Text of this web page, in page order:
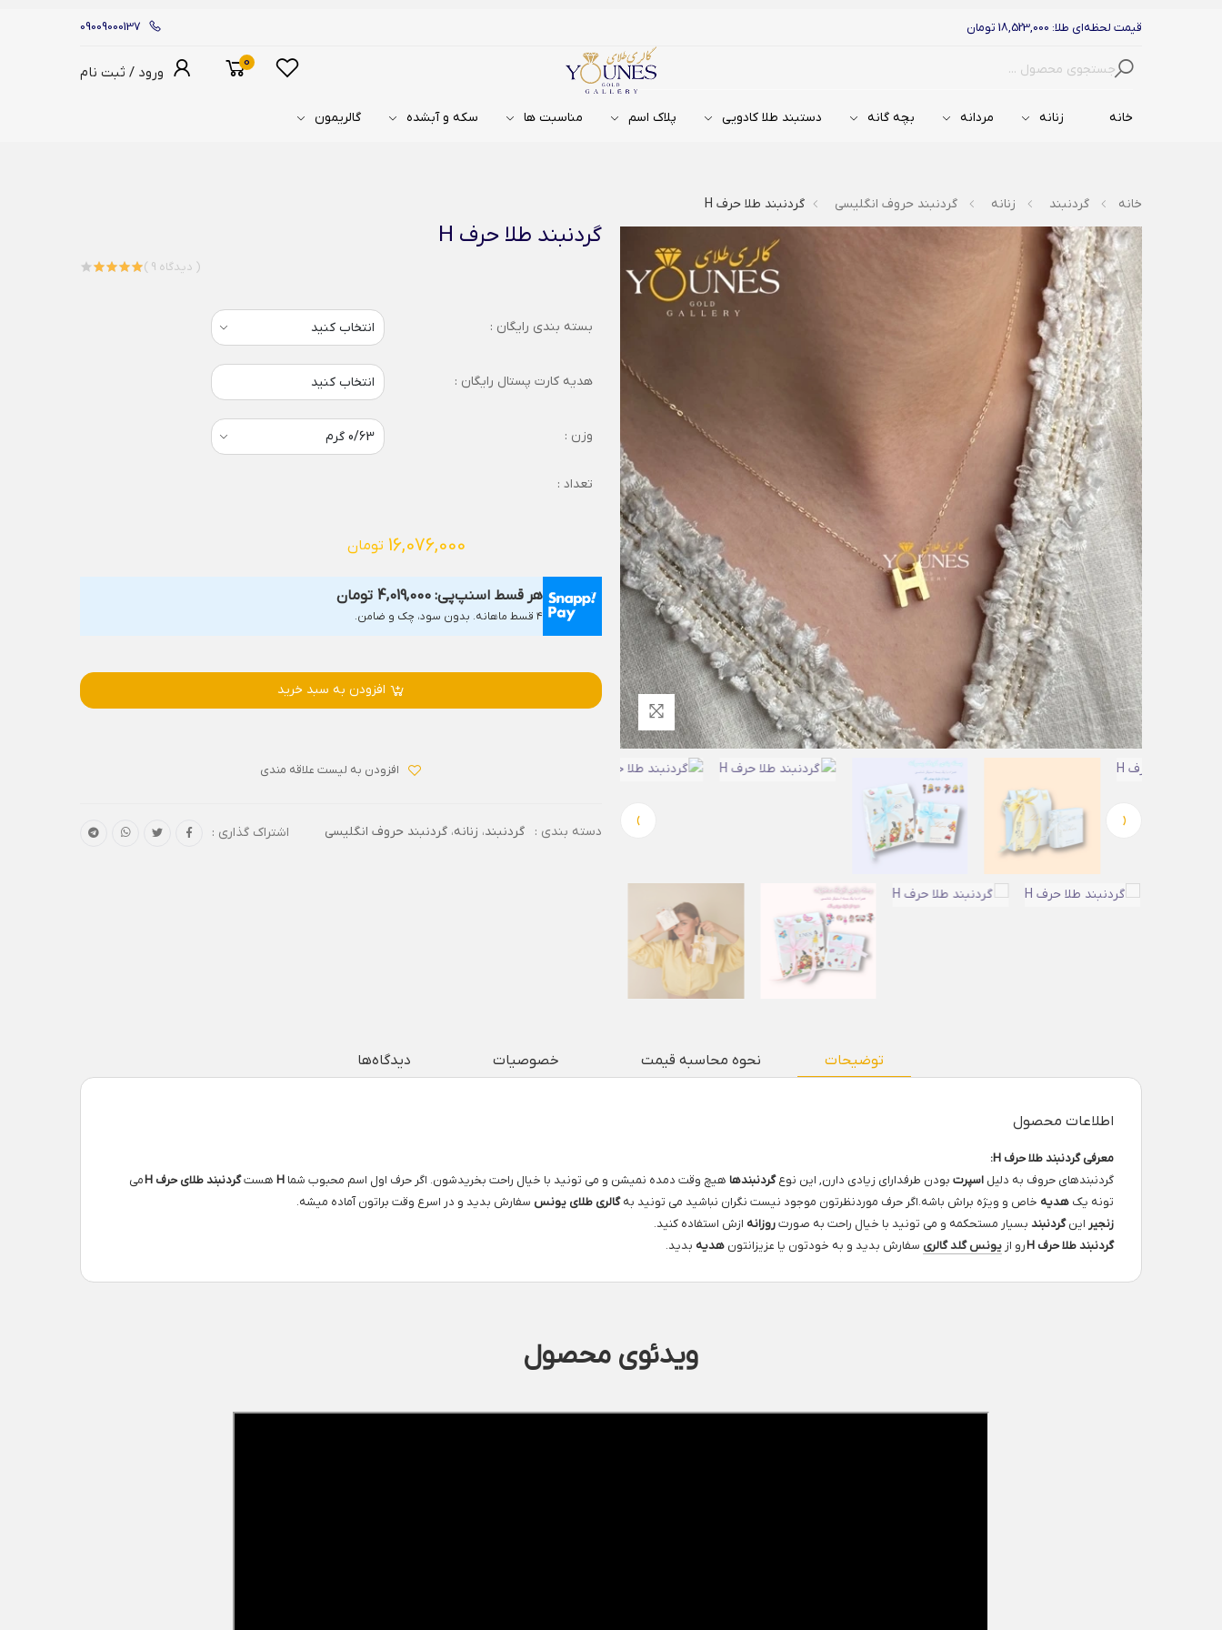
قیمت لحظه‌ای طلا: 18,523,000 تومان 09009000137
جستجو
ورود / ثبت نام
0
خانه زنانه مردانه بچه گانه دستبند طلا کادویی پلاک اسم مناسبت ها سکه و آبشده گالریمون
خانه گردنبند زنانه گردنبند حروف انگلیسی گردنبند طلا حرف H
‹
›
گردنبند طلا حرف H
( 9 دیدگاه )
بسته بندی رایگان :
هدیه کارت پستال رایگان : انتخاب کنید
وزن :
تعداد :
16,076,000 تومان
هر قسط اسنپ‌پی: 4,019,000 تومان
۴ قسط ماهانه. بدون سود، چک و ضامن.
افزودن به سبد خرید
افزودن به لیست علاقه مندی
دسته بندی : گردنبند، زنانه، گردنبند حروف انگلیسی اشتراک گذاری :
توضیحات نحوه محاسبه قیمت خصوصیات دیدگاه‌ها
اطلاعات محصول
معرفی گردنبند طلا حرف H:
گردنبندهای حروف به دلیل اسپرت بودن طرفدارای زیادی دارن, این نوعگردنبندها هیچ وقت دمده نمیشن و می تونید با خیال راحت بخریدشون. اگر حرف اول اسم محبوب شما H هستگردنبند طلای حرف H
می
تونه یک هدیه خاص و ویژه براش باشه.اگر حرف موردنظرتون موجود نیست نگران نباشید می تونید بهگالری طلای یونس سفارش بدید و در اسرع وقت براتون آماده میشه.
زنجیر اینگردنبند بسیار مستحکمه و می تونید با خیال راحت به صورتروزانه ازش استفاده کنید.
گردنبند طلا حرف H
رو از یونس گلد گالری سفارش بدید و به خودتون یا عزیزانتون هدیه بدید.
ویدئوی محصول